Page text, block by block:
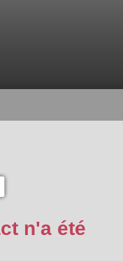
n'a été